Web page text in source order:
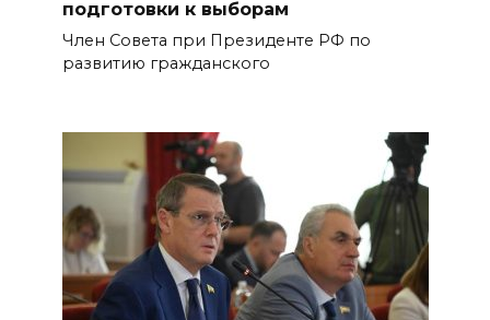
подготовки к выборам
Член Совета при Президенте РФ по
развитию гражданского